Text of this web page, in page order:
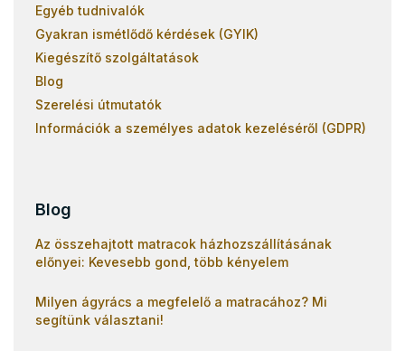
Egyéb tudnivalók
Gyakran ismétlődő kérdések (GYIK)
Kiegészítő szolgáltatások
Blog
Szerelési útmutatók
Információk a személyes adatok kezeléséről (GDPR)
Blog
Az összehajtott matracok házhozszállításának
előnyei: Kevesebb gond, több kényelem
Milyen ágyrács a megfelelő a matracához? Mi
segítünk választani!